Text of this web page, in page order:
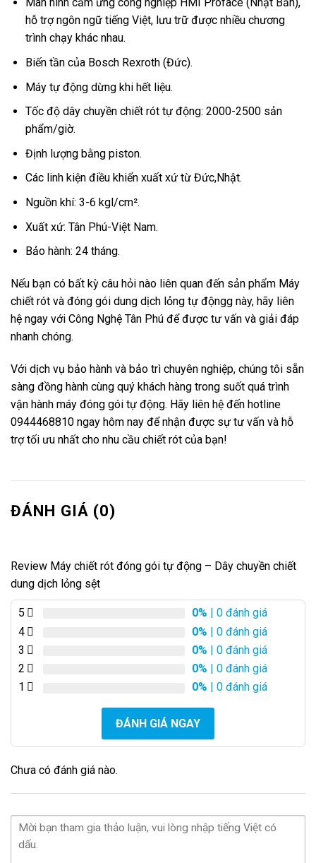
Màn hình cảm ứng công nghiệp HMI Proface (Nhật Bản),
hỗ trợ ngôn ngữ tiếng Việt, lưu trữ được nhiều chương
trình chạy khác nhau.
Biến tần của Bosch Rexroth (Đức).
Máy tự động dừng khi hết liệu.
Tốc độ dây chuyền chiết rót tự động: 2000-2500 sản
phẩm/giờ.
Định lượng bằng piston.
Các linh kiện điều khiển xuất xứ từ Đức,Nhật.
Nguồn khí: 3-6 kgl/cm².
Xuất xứ: Tân Phú-Việt Nam.
Bảo hành: 24 tháng.
Nếu bạn có bất kỳ câu hỏi nào liên quan đến sản phẩm Máy
chiết rót và đóng gói dung dịch lỏng tự độngg này, hãy liên
hệ ngay với Công Nghệ Tân Phú để được tư vấn và giải đáp
nhanh chóng.
Với dịch vụ bảo hành và bảo trì chuyên nghiệp, chúng tôi sẵn
sàng đồng hành cùng quý khách hàng trong suốt quá trình
vận hành máy đóng gói tự động. Hãy liên hệ đến hotline
0944468810 ngay hôm nay để nhận được sự tư vấn và hỗ
trợ tối ưu nhất cho nhu cầu chiết rót của bạn!
ĐÁNH GIÁ (0)
Review Máy chiết rót đóng gói tự động – Dây chuyền chiết
dung dịch lỏng sệt
5 0% | 0 đánh giá
4
0% | 0 đánh giá
3
0% | 0 đánh giá
2
0% | 0 đánh giá
1
0% | 0 đánh giá
ĐÁNH GIÁ NGAY
Chưa có đánh giá nào.